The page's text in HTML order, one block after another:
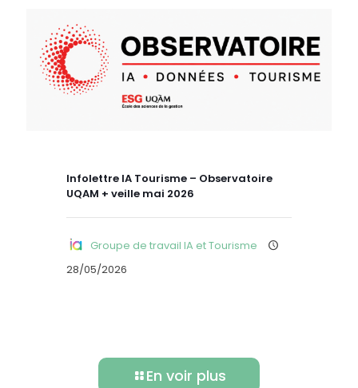
Infolettre IA Tourisme – Observatoire
UQAM + veille mai 2026
Groupe de travail IA et Tourisme
28/05/2026
En voir plus